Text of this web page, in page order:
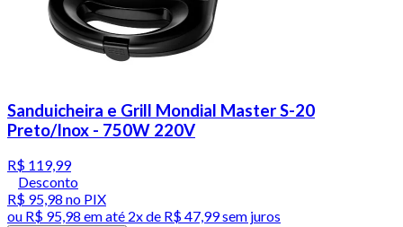
Sanduicheira e Grill Mondial Master S-20
Preto/Inox - 750W 220V
R$ 119,99
Desconto
R$ 95,98 no PIX
ou R$ 95,98 em até 2x de R$ 47,99 sem juros